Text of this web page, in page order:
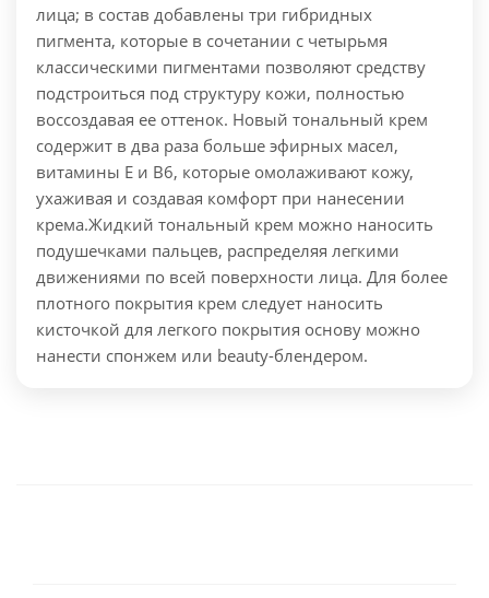
лица; в состав добавлены три гибридных
пигмента, которые в сочетании с четырьмя
классическими пигментами позволяют средству
подстроиться под структуру кожи, полностью
воссоздавая ее оттенок. Новый тональный крем
содержит в два раза больше эфирных масел,
витамины Е и В6, которые омолаживают кожу,
ухаживая и создавая комфорт при нанесении
крема.Жидкий тональный крем можно наносить
подушечками пальцев, распределяя легкими
движениями по всей поверхности лица. Для более
плотного покрытия крем следует наносить
кисточкой для легкого покрытия основу можно
нанести спонжем или beauty-блендером.